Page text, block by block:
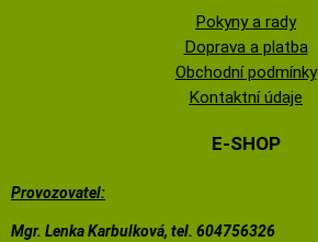
Pokyny a rady
Doprava a platba
Obchodní podmínky
Kontaktní údaje
E-SHOP
Provozovatel:
Mgr. Lenka Karbulková, tel. 604756326